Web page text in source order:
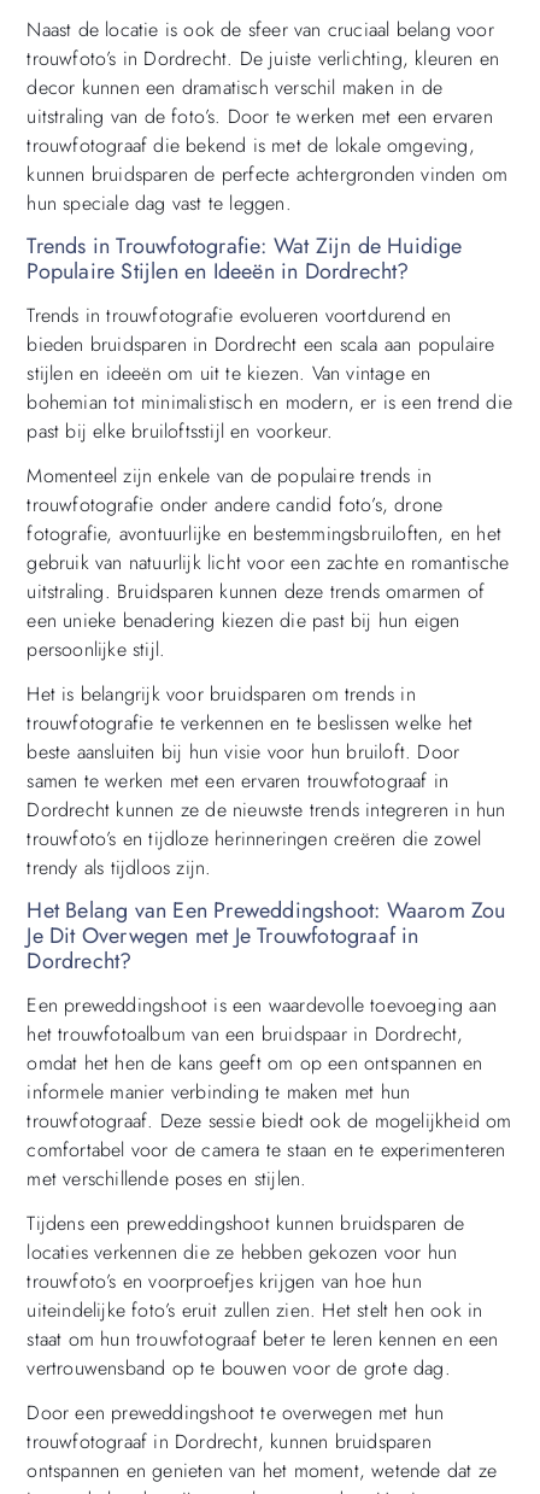
Naast de locatie is ook de sfeer van cruciaal belang voor
trouwfoto’s in Dordrecht. De juiste verlichting, kleuren en
decor kunnen een dramatisch verschil maken in de
uitstraling van de foto’s. Door te werken met een ervaren
trouwfotograaf die bekend is met de lokale omgeving,
kunnen bruidsparen de perfecte achtergronden vinden om
hun speciale dag vast te leggen.
Trends in Trouwfotografie: Wat Zijn de Huidige
Populaire Stijlen en Ideeën in Dordrecht?
Trends in trouwfotografie evolueren voortdurend en
bieden bruidsparen in Dordrecht een scala aan populaire
stijlen en ideeën om uit te kiezen. Van vintage en
bohemian tot minimalistisch en modern, er is een trend die
past bij elke bruiloftsstijl en voorkeur.
Momenteel zijn enkele van de populaire trends in
trouwfotografie onder andere candid foto’s, drone
fotografie, avontuurlijke en bestemmingsbruiloften, en het
gebruik van natuurlijk licht voor een zachte en romantische
uitstraling. Bruidsparen kunnen deze trends omarmen of
een unieke benadering kiezen die past bij hun eigen
persoonlijke stijl.
Het is belangrijk voor bruidsparen om trends in
trouwfotografie te verkennen en te beslissen welke het
beste aansluiten bij hun visie voor hun bruiloft. Door
samen te werken met een ervaren trouwfotograaf in
Dordrecht kunnen ze de nieuwste trends integreren in hun
trouwfoto’s en tijdloze herinneringen creëren die zowel
trendy als tijdloos zijn.
Het Belang van Een Preweddingshoot: Waarom Zou
Je Dit Overwegen met Je Trouwfotograaf in
Dordrecht?
Een preweddingshoot is een waardevolle toevoeging aan
het trouwfotoalbum van een bruidspaar in Dordrecht,
omdat het hen de kans geeft om op een ontspannen en
informele manier verbinding te maken met hun
trouwfotograaf. Deze sessie biedt ook de mogelijkheid om
comfortabel voor de camera te staan en te experimenteren
met verschillende poses en stijlen.
Tijdens een preweddingshoot kunnen bruidsparen de
locaties verkennen die ze hebben gekozen voor hun
trouwfoto’s en voorproefjes krijgen van hoe hun
uiteindelijke foto’s eruit zullen zien. Het stelt hen ook in
staat om hun trouwfotograaf beter te leren kennen en een
vertrouwensband op te bouwen voor de grote dag.
Door een preweddingshoot te overwegen met hun
trouwfotograaf in Dordrecht, kunnen bruidsparen
ontspannen en genieten van het moment, wetende dat ze